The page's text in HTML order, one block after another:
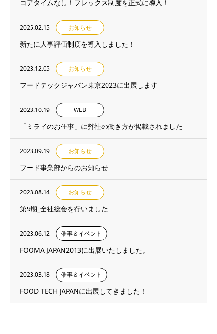
コアタイムなし！フレックス制度を正式に導入！
2025.02.15 お知らせ
新たに人事評価制度を導入しました！
2023.12.05 お知らせ
フードテックジャパン東京2023に出展します
2023.10.19 WEB
「ミライのお仕事」に弊社の働き方が掲載されました
2023.09.19 お知らせ
フード事業部からのお知らせ
2023.08.14 お知らせ
第9期_全社総会を行いました
2023.06.12 催事＆イベント
FOOMA JAPAN2013に出展いたしました。
2023.03.18 催事＆イベント
FOOD TECH JAPANに出展してきました！